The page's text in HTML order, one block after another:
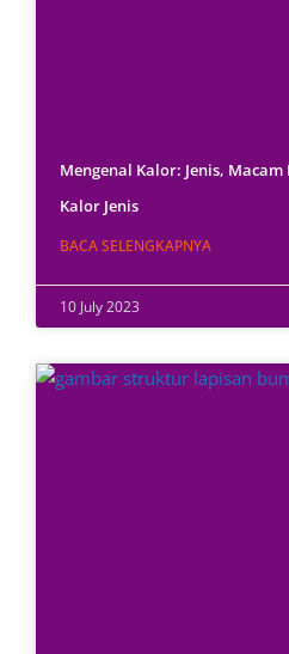
Mengenal Kalor: Jenis,
Kalor Jenis
BACA SELENGKAPNYA
10 July 2023